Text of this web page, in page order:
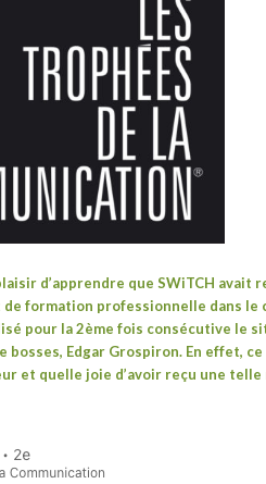
d’apprendre que SWiTCH avait
formation professionnelle dans le
pour la 2ème fois consécutive le
bosses, Edgar Grospiron. En effet,
et quelle joie d’avoir reçu une